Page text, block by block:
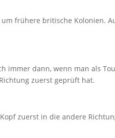
frühere britische Kolonien.
immer dann, wenn man als
zuerst geprüft hat.
zuerst in die andere